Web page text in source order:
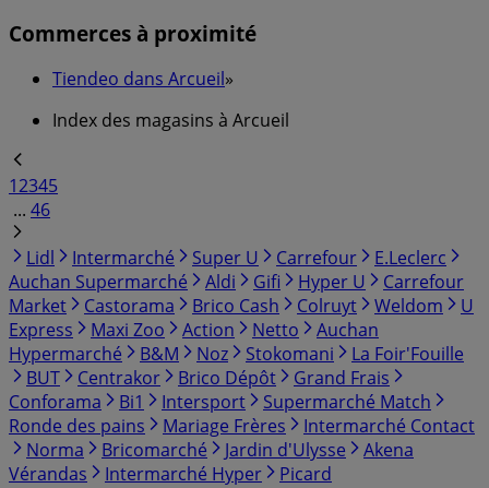
Commerces à proximité
Tiendeo dans Arcueil»
Index des magasins à Arcueil
12345
... 46
Lidl
Intermarché Super U Carrefour
E.Leclerc
Auchan Supermarché
Aldi Gifi Hyper U
Carrefour
Market
Castorama Brico Cash Colruyt Weldom
U
Express
Maxi Zoo Action Netto
Auchan
Hypermarché
B&M Noz Stokomani
La Foir'Fouille
BUT
Centrakor Brico Dépôt
Grand Frais
Conforama
Bi1 Intersport
Supermarché Match
Ronde des pains
Mariage Frères
Intermarché Contact
Norma
Bricomarché Jardin d'Ulysse
Akena
Vérandas
Intermarché Hyper Picard